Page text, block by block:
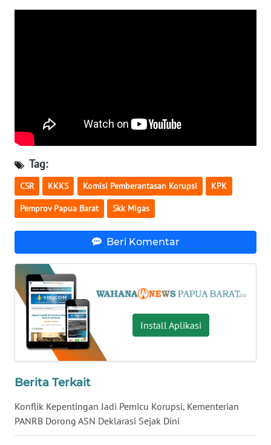
Tag:
CSR KKKS Komisi Pemberantasan Korupsi KPK
Pemprov Papua Barat Skk Migas
Beri Komentar
Install Aplikasi
Berita Terkait
Konflik Kepentingan Jadi Pemicu Korupsi, Kementerian
PANRB Dorong ASN Deklarasi Sejak Dini
KALTIM
WN
SULSEL
WN
GORONTALO
WN
MALUKU
WN
MALUT
WN
WN
DANAU